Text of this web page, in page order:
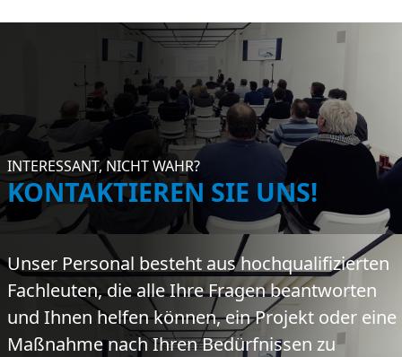
INTERESSANT, NICHT WAHR?
KONTAKTIEREN SIE UNS!
Unser Personal besteht aus hochqualifizierten
Fachleuten, die alle Ihre Fragen beantworten
und Ihnen helfen können, ein Projekt oder eine
Maßnahme nach Ihren Bedürfnissen zu